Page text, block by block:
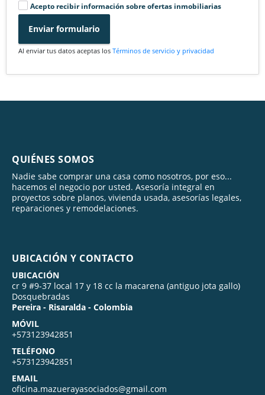
Acepto recibir información sobre ofertas inmobiliarias
Enviar formulario
Al enviar tus datos aceptas los Términos de servicio y privacidad
QUIÉNES SOMOS
Nadie sabe comprar una casa como nosotros, por eso...
hacemos el negocio por usted. Asesoría integral en
proyectos sobre planos, vivienda usada, asesorías legales,
reparaciones y remodelaciones.
UBICACIÓN Y CONTACTO
UBICACIÓN
cr 9 #9-37 local 17 y 18 cc la macarena (antiguo jota gallo)
Dosquebradas
Pereira - Risaralda - Colombia
MÓVIL
+573123942851
TELÉFONO
+573123942851
EMAIL
oficina.mazuerayasociados@gmail.com